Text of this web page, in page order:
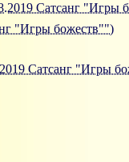
Сатсанг "Игры
"Игры божеств"")
Сатсанг "Игры